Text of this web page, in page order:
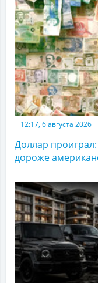
12:17, 6 августа 2026
Доллар
дороже